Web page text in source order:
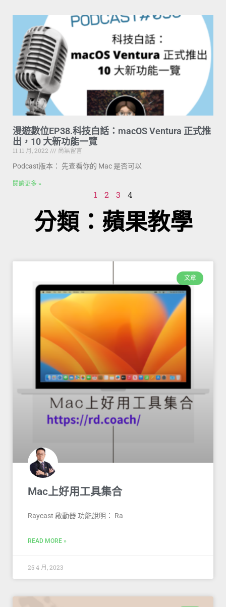
漫遊數位EP38.科技白話：macOS Ventura 正式推
出，10 大新功能一覽
11 11 月, 2022
尚無留言
Podcast版本： 先查看你的 Mac 是否可以
閱讀更多 »
1 2 3 4
分類：蘋果教學
文章
Mac上好用工具集合
Raycast 啟動器 功能說明： Ra
READ MORE »
25 4 月, 2023